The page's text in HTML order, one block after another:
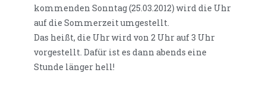
kommenden Sonntag (25.03.2012) wird die Uhr
auf die Sommerzeit umgestellt.
Das heißt, die Uhr wird von 2 Uhr auf 3 Uhr
vorgestellt. Dafür ist es dann abends eine
Stunde länger hell!